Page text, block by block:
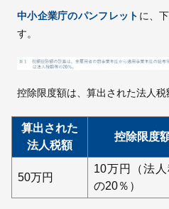
中小企業庁のパンフレット に、
す。
控除限度額は、算出された法人税
算出された
法人税額
控除限度
50万円
10万円（法
の20％）